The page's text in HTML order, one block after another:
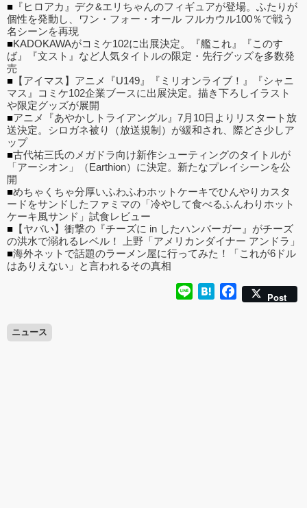
■ 『ヒロアカ』デク&エリちゃんのフィギュアが登場。ふたりが
個性を発動し、ワン・フォー・オール フルカウル100％で戦う
名シーンを再現
■KADOKAWAがコミケ102に出展決定。『艦これ』『このす
ば』『文スト』など人気タイトルの限定・先行グッズを多数発
売
■ 【アイマス】アニメ『U149』『ミリオンライブ！』『シャニ
マス』コミケ102企業ブースに出展決定。描き下ろしイラスト
や限定グッズが展開
■アニメ『あやかしトライアングル』7月10日よりリスタート放
送決定。シロガネ被り（放送規制）が緩和され、際どさ少しア
ップ
■古代祐三氏のメガドラ向け新作シューティングのタイトルが
「アーシオン」（Earthion）に決定。新たなプレイシーンを公
開
■めちゃくちゃ分厚いふわふわホットケーキでひんやりカスタ
ードをサンドしたファミマの「冷やして食べるふんわりホット
ケーキ風サンド」試食レビュー
■ 【ヤバい】衝撃の『チーズに in したハンバーガー』がチーズ
の洪水で溺れるレベル！ 上野「アメリカンダイナー アンドラ」
■海外ネットで話題のラーメン屋に行ってみた！「これが6ドル
はありえない」と言われるその真相
Line HatenaFacebook
Post
ニュース